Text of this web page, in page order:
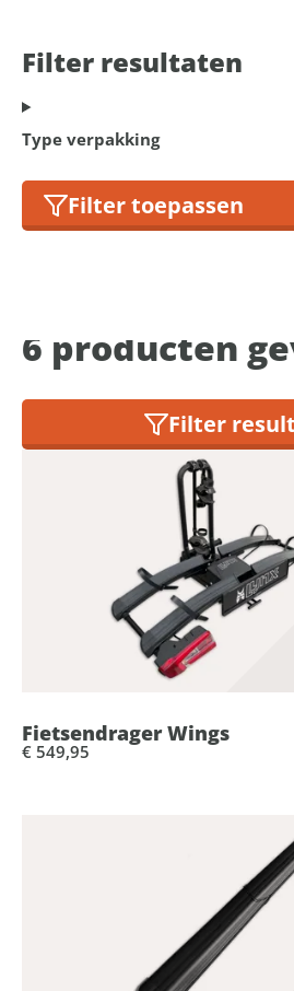
6 producten
Filter
Filter resultaten
Type verpakking
Filter toepassen
Fietsendrager Wings
€ 549,95